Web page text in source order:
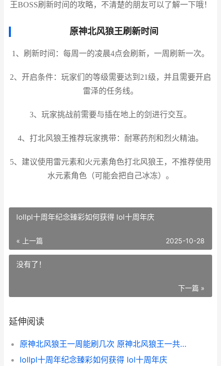
王BOSS刷新时间的攻略，不清楚的朋友可以了解一下哦！
原神北风狼王刷新时间
1、刷新时间：每周一的凌晨4点会刷新，一周刷新一次。
2、开启条件：玩家们的等级需要达到21级，并且需要开启
雷泽的任务线。
3、玩家挑战前需要与插在地上的剑进行交互。
4、打北风狼王推荐玩家携带：耐寒药剂和烈火精油。
5、建议使用雷元素和火元素角色打北风狼王，不推荐使用
水元素角色（可能会把自己冰冻）。
lollpl十周年纪念臻彩如何获得 lol十周年庆
« 上一篇 2025-10-28
没有了！
下一篇 »
延伸阅读
原神北风狼王一周能刷几次 原神北风狼王一共多少级
lollpl十周年纪念臻彩如何获得 lol十周年庆